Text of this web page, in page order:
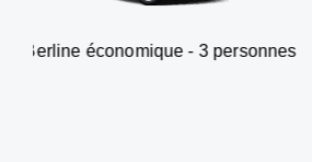
- 3 personnes